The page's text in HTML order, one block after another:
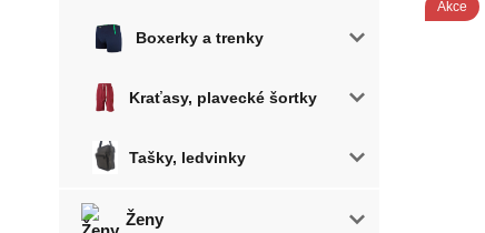
Boxerky a trenky
Kraťasy, plavecké šortky
Tašky, ledvinky
Ženy
Akce